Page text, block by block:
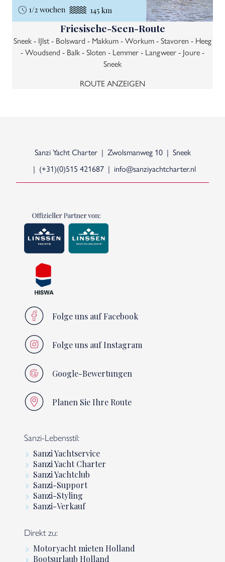
Friesische-Seen-Route
Sneek - IJlst - Bolsward - Makkum - Workum - Stavoren - Heeg
- Woudsend - Balk - Sloten - Lemmer - Langweer - Joure -
Sneek
ROUTE ANZEIGEN
Sanzi Yacht Charter Zwolsmanweg 10
Sneek
(+31)(0)515 421687
info@sanziyachtcharter.nl
Folge uns auf Facebook
Folge uns auf Instagram
Google-Bewertungen
Planen Sie Ihre Route
Sanzi-Lebensstil:
Sanzi Yachtservice
Sanzi Yacht Charter
Sanzi Yachtclub
Sanzi-Support
Sanzi-Styling
Sanzi-Verkauf
Direkt zu:
Motoryacht mieten Holland
Bootsurlaub Holland